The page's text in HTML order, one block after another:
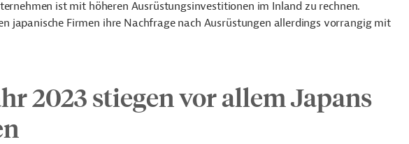
ist mit höheren Ausrüstungsinvestitionen im Inland zu rechnen.
japanische Firmen ihre Nachfrage nach Ausrüstungen allerdings vorrangig mit
2023 stiegen vor allem Japans